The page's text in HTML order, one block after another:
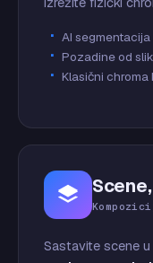
AI segmentacija
Pozadine od
Klasični chroma
Sastavite scene